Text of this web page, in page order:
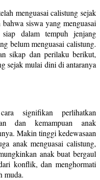
menguasai calistung sejak
siswa yang menguasai
dalam tempuh jenjang
belum menguasai calistung.
sikap dan perilaku berikut,
sejak mulai dini di antaranya
signifikan perlihatkan
dan kemampuan anak
Makin tinggi kedewasaan
anak menguasai calistung,
anak buat bergaul
konflik, dan menghormati
muda.